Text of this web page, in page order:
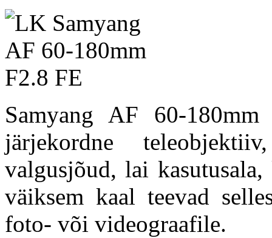
Samyang AF 60-
järjekordne
valgusjõud, lai
väiksem kaal teevad
foto- või videograafile.